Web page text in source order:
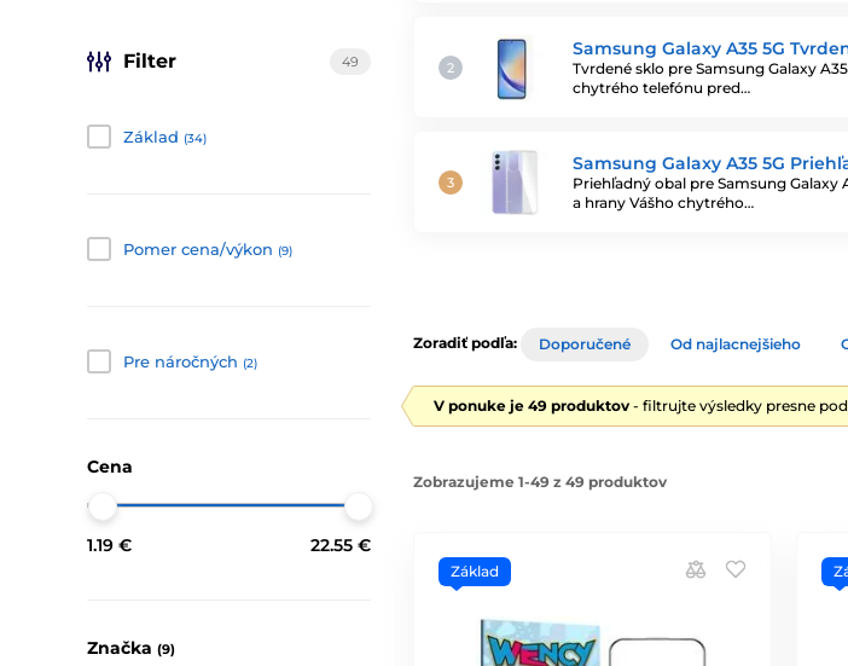
Samsung Galaxy A35 5G
Tvrdené sklo pre Samsung Galaxy
chytrého telefónu pred…
Samsung Galaxy A35 5G
Priehľadný obal pre Samsung
a hrany Vášho chytrého…
Filter 49
Základ (34)
Pomer cena/výkon (9)
Pre náročných (2)
Cena
1.19 € 22.55 €
Značka (9)
Zoradiť podľa: Doporučené Od najlacnejšieho
V ponuke je 49 produktov - filtrujte výsledky presne
Zobrazujeme 1-49 z 49 produktov
Základ